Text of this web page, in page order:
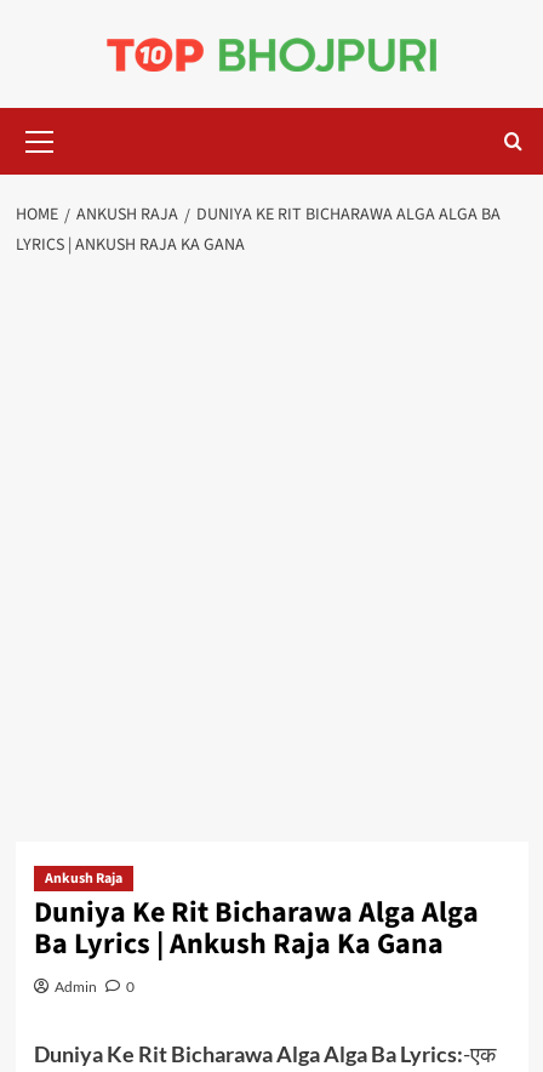
Menu
HOME ANKUSH RAJA
DUNIYA KE RIT BICHARAWA ALGA ALGA BA
LYRICS | ANKUSH RAJA KA GANA
Ankush Raja
Duniya Ke Rit Bicharawa Alga Alga
Ba Lyrics | Ankush Raja Ka Gana
Admin 0
Duniya Ke Rit Bicharawa Alga Alga Ba Lyrics:-एक